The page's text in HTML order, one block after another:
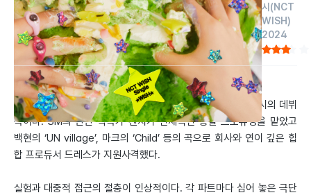
시 (NCT
WISH)
2024
by 이홍현 2024.03.01
NCT의 마지막 서브 그룹이자 일본 현지화 그룹인 엔시티 위시의 데뷔
곡이다. SM의 간판 작곡가 켄지가 전체적인 총괄 프로듀싱을 맡았고
백현의 ‘UN village’, 마크의 ‘Child’ 등의 곡으로 회사와 연이 깊은 힙
합 프로듀서 드레스가 지원사격했다.
실험과 대중적 접근의 절충이 인상적이다. 각 파트마다 심어 놓은 극단